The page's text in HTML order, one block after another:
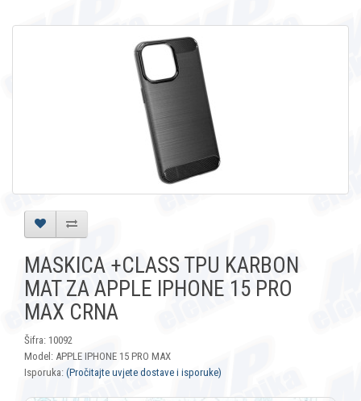
MASKICA +CLASS TPU KARBON
MAT ZA APPLE IPHONE 15 PRO
MAX CRNA
Šifra: 10092
Model: APPLE IPHONE 15 PRO MAX
Isporuka: (Pročitajte uvjete dostave i isporuke)